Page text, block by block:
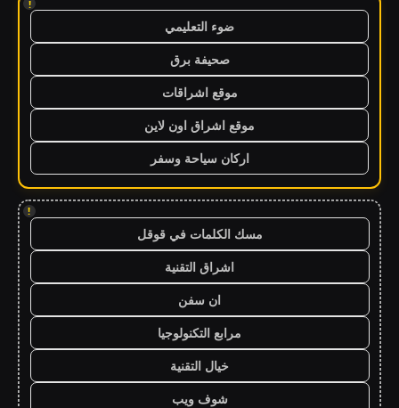
!
ضوء التعليمي
صحيفة برق
موقع اشراقات
موقع اشراق اون لاين
اركان سياحة وسفر
!
مسك الكلمات في قوقل
اشراق التقنية
ان سفن
مرابع التكنولوجيا
خيال التقنية
شوف ويب